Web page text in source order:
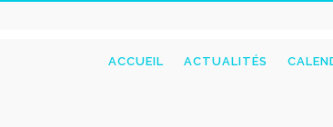
ACCUEIL ACTUALITÉS